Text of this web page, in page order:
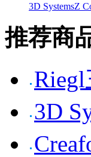
3D SystemsZ
推荐商
3D